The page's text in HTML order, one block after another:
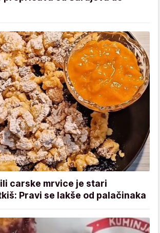
carske mrvice je stari
Pravi se lakše od palačinaka